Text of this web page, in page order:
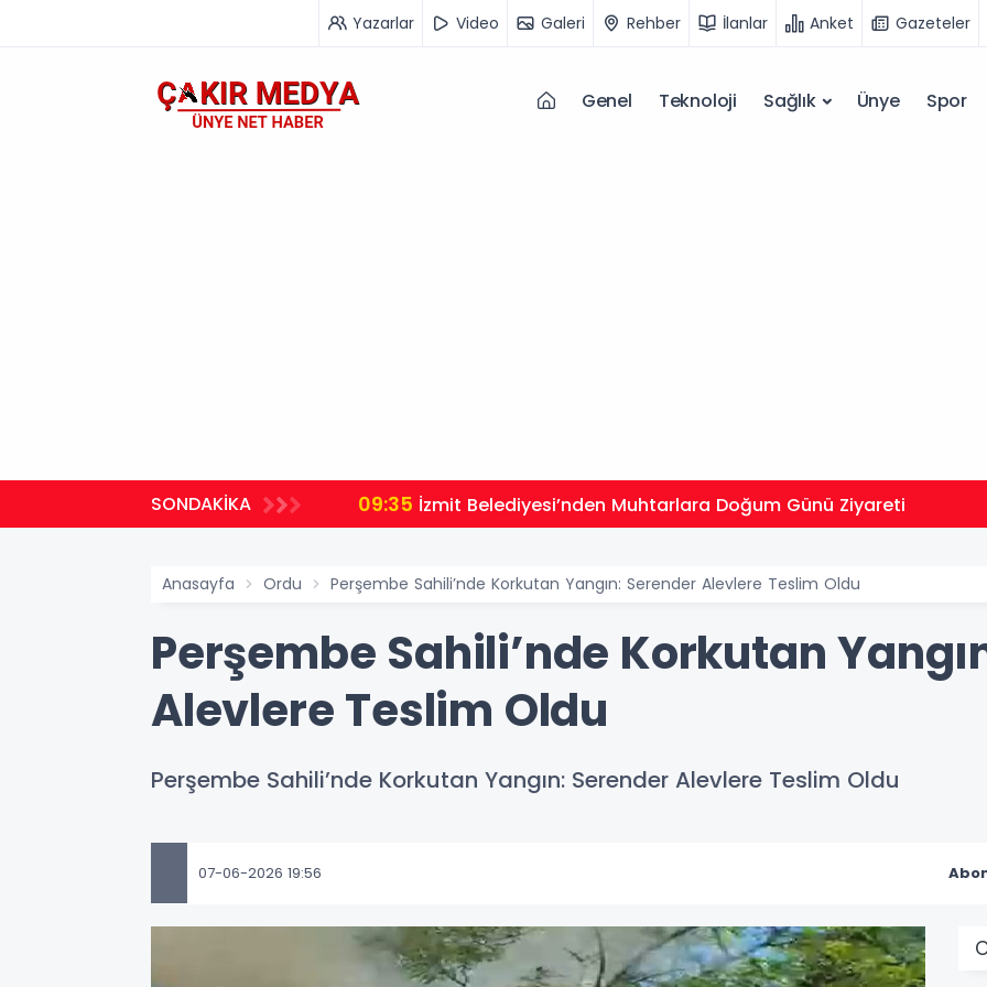
Yazarlar Video Galeri Rehber İlanlar Anket Gazeteler
Genel Teknoloji Sağlık Ünye Spor
SONDAKİKA 09:35 İzmit Belediyesi’nden Muhtarlara Doğum Günü Ziyareti
Anasayfa Ordu Perşembe Sahili’nde Korkutan Yangın: Serender Alevlere Teslim Oldu
Perşembe Sahili’nde Korkutan
Alevlere Teslim Oldu
Perşembe Sahili’nde Korkutan Yangın: Serender Alevlere Teslim Oldu
07-06-2026 19:56